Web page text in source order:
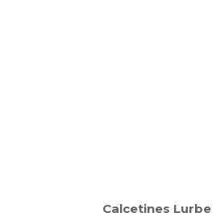
Calcetines